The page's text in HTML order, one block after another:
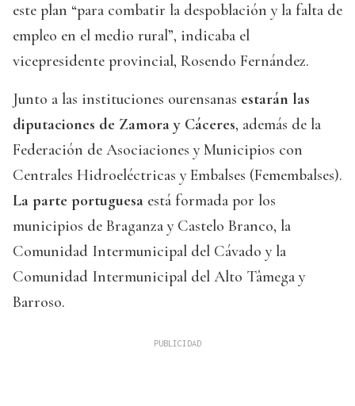
este plan “para combatir la despoblación y la falta de
empleo en el medio rural”, indicaba el
vicepresidente provincial, Rosendo Fernández.
Junto a las instituciones ourensanas estarán las
diputaciones de Zamora y Cáceres, además de la
Federación de Asociaciones y Municipios con
Centrales Hidroeléctricas y Embalses (Femembalses).
La parte portuguesa está formada por los
municipios de Braganza y Castelo Branco, la
Comunidad Intermunicipal del Cávado y la
Comunidad Intermunicipal del Alto Tâmega y
Barroso.